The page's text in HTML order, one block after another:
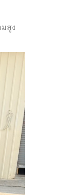
สูง